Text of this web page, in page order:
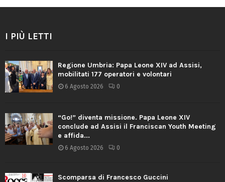
I PIÙ LETTI
Regione Umbria: Papa Leone XIV ad Assisi,
mobilitati 177 operatori e volontari
6 Agosto 2026 0
“Go!” diventa missione. Papa Leone XIV
conclude ad Assisi il Franciscan Youth Meeting
e affida...
6 Agosto 2026 0
Scomparsa di Francesco Guccini